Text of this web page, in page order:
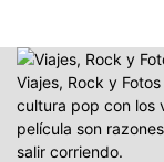
Viajes, Rock y
cultura pop con los
película son
salir corriendo.